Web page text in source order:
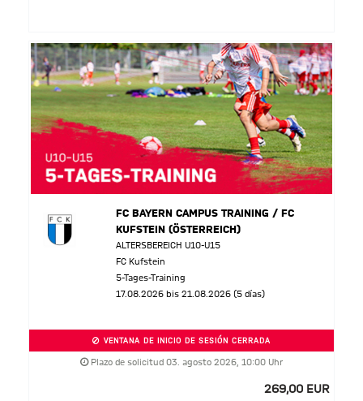
FC BAYERN CAMPUS TRAINING / FC
KUFSTEIN (ÖSTERREICH)
ALTERSBEREICH U10-U15
FC Kufstein
5-Tages-Training
17.08.2026 bis 21.08.2026 (5 días)
VENTANA DE INICIO DE SESIÓN CERRADA
Plazo de solicitud 03. agosto 2026, 10:00 Uhr
269,00 EUR